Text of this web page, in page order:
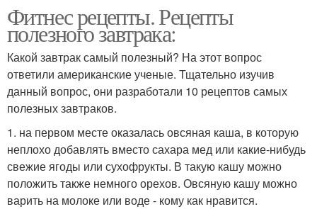
Фитнес рецепты. Рецепты
полезного завтрака:
Какой завтрак самый полезный? На этот вопрос
ответили американские ученые. Тщательно изучив
данный вопрос, они разработали 10 рецептов самых
полезных завтраков.
1. на первом месте оказалась овсяная каша, в которую
неплохо добавлять вместо сахара мед или какие-нибудь
свежие ягоды или сухофрукты. В такую кашу можно
положить также немного орехов. Овсяную кашу можно
варить на молоке или воде - кому как нравится.